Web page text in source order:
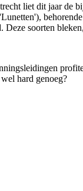
liet dit jaar de
Deze soorten
hard genoeg?